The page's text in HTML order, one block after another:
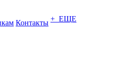
Контакты + ЕЩЕ